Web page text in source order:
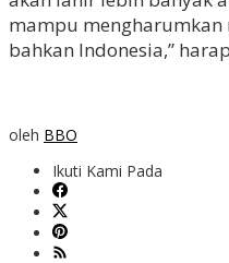
mampu mengharumkan
bahkan Indonesia,”
oleh BBO
Ikuti Kami Pada